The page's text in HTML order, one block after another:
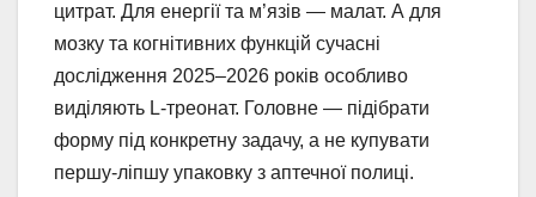
цитрат. Для енергії та м’язів — малат. А для
мозку та когнітивних функцій сучасні
дослідження 2025–2026 років особливо
виділяють L-треонат. Головне — підібрати
форму під конкретну задачу, а не купувати
першу-ліпшу упаковку з аптечної полиці.